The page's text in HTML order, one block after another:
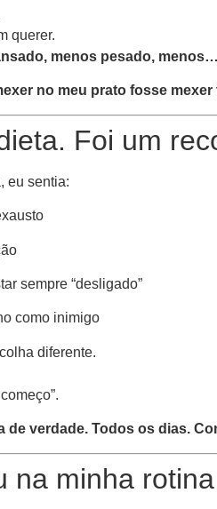
querer.
menos pesado,
no meu prato fosse
Foi um
eu sentia:
sempre “desligado”
como inimigo
diferente.
de verdade. Todos os dias.
minha